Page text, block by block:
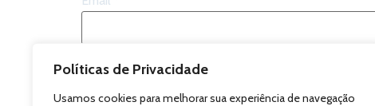
Políticas de Privacidade
Usamos cookies para melhorar sua experiência de navegação
Site